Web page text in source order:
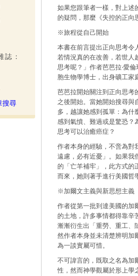
誌：
搜尋
如果您跟筆者一樣，對上述
的疑問，那麼《失控的正向
※旅程從自己開始
本書在前言提出正向思考令
若情況真的在改善，若世人
思考呢？」作者芭芭拉‧愛
胞生物學博士，出身礦工家
芭芭拉開始關注到正向思考
之後開始。當她開始搜尋與
多，越讓她感到孤單：為什
感到氣憤、難過或是驚恐？
思考可以治癒癌症？
作者本身的經驗，不啻為對
遠慮，必有近憂」。如果我
的「亡羊補牢」，此方式的
而來，她則著手進行美國哲
※加爾文主義與新思想主義
作者從第一批到達美國的加
的土地，許多事情都得靠辛
漸漸衍生出「重勞、重工、
然作者本身並未清楚辨明加
為一談實屬可惜。
不可諱言的，既取之名為加
性，然而神學觀屬於形上學